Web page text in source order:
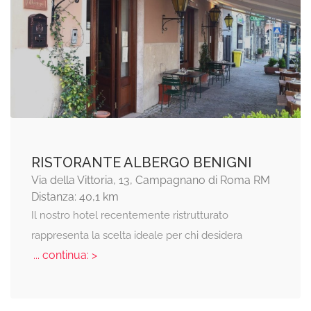
RISTORANTE ALBERGO BENIGNI
Via della Vittoria, 13, Campagnano di Roma RM
Distanza: 40,1 km
Il nostro hotel recentemente ristrutturato
rappresenta la scelta ideale per chi desidera
... continua: >